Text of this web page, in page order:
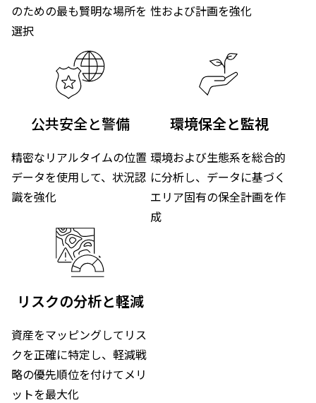
のための最も賢明な場所を
選択
性および計画を強化
公共安全と警備
精密なリアルタイムの位置
データを使用して、状況認
識を強化
環境保全と監視
環境および生態系を総合的
に分析し、データに基づく
エリア固有の保全計画を作
成
リスクの分析と軽減
資産をマッピングしてリス
クを正確に特定し、軽減戦
略の優先順位を付けてメリ
ットを最大化